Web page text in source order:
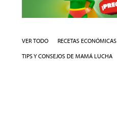
VER TODO
RECETAS ECONÓMICAS
TIPS Y CONSEJOS DE MAMÁ LUCHA